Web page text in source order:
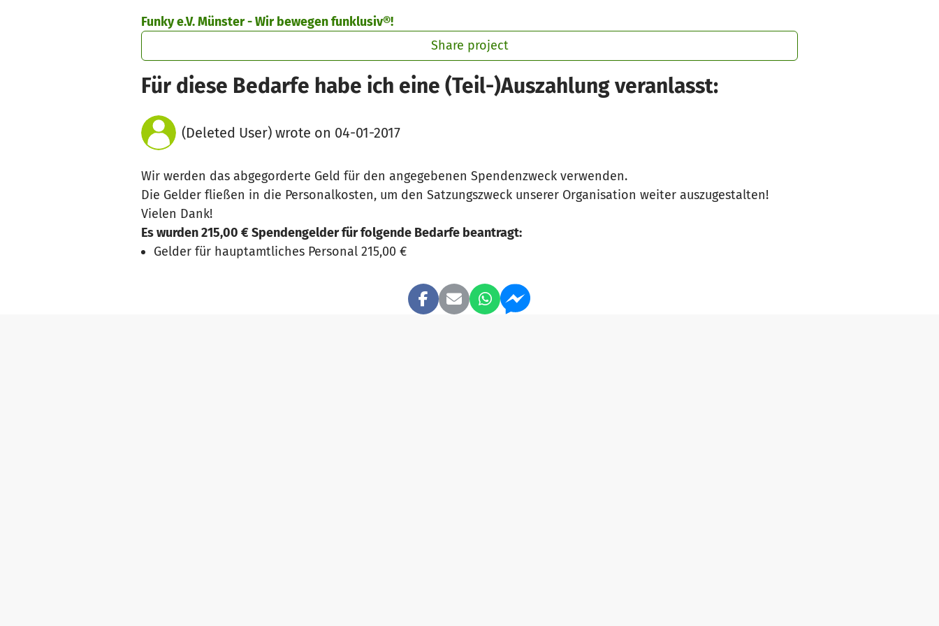
Funky e.V. Münster - Wir bewegen funklusiv®!
Share project
Für diese Bedarfe habe ich eine (Teil-)Auszahlung veranlasst:
(Deleted User) wrote on 04-01-2017
Wir werden das abgegorderte Geld für den angegebenen Spendenzweck verwenden.
Die Gelder fließen in die Personalkosten, um den Satzungszweck unserer Organisation weiter auszugestalten!
Vielen Dank!
Es wurden 215,00 € Spendengelder für folgende Bedarfe beantragt:
Gelder für hauptamtliches Personal 215,00 €